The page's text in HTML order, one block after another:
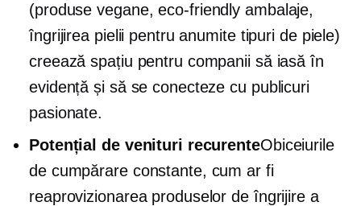
(produse vegane,eco-friendly ambalaje,
îngrijirea pielii pentru anumite tipuri de piele)
creează spațiu pentru companii să iasă în
evidență și să se conecteze cu publicuri
pasionate.
Potențial de venituri recurenteObiceiurile
de cumpărare constante, cum ar fi
reaprovizionarea produselor de îngrijire a